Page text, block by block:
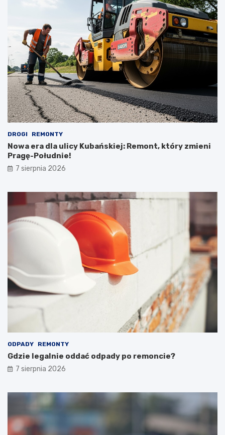
DROGI REMONTY
Nowa era dla ulicy Kubańskiej: Remont, który zmieni
Pragę-Południe!
7 sierpnia 2026
ODPADY REMONTY
Gdzie legalnie oddać odpady po remoncie?
7 sierpnia 2026